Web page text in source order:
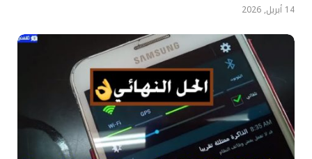
14 أبريل, 2026